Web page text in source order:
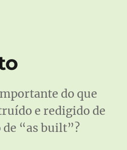
do que
e redigido de
de “as built”?